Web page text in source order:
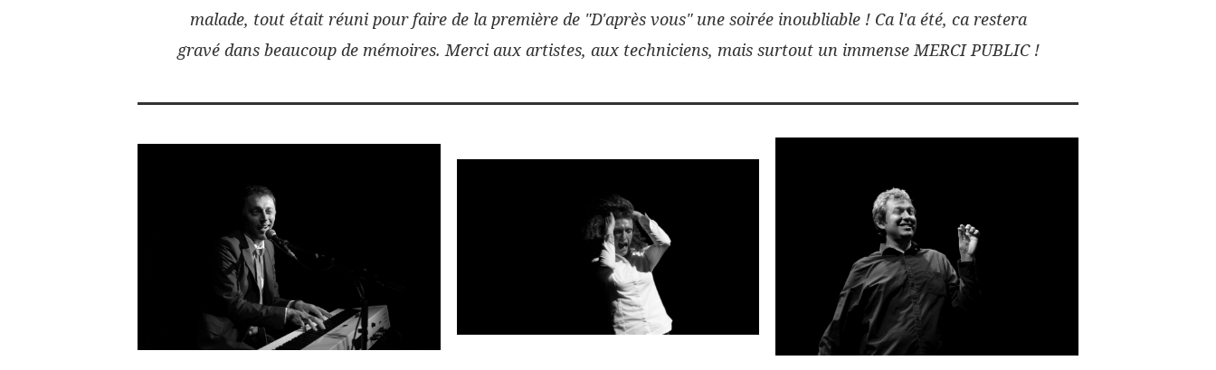
malade, tout était réuni pour faire de la première de "D'après vous" une soirée inoubliable ! Ca l'a été, ca restera
gravé dans beaucoup de mémoires. Merci aux artistes, aux techniciens, mais surtout un immense MERCI PUBLIC !